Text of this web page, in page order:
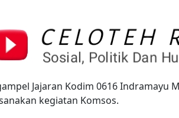
Jajaran Kodim 0616 Indramayu
kegiatan Komsos.